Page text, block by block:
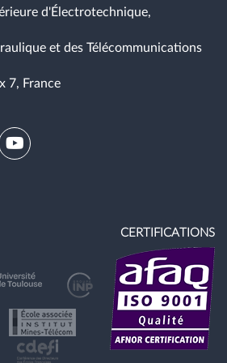
d'Électrotechnique,
et des Télécommunications
7, France
CERTIFICATIONS